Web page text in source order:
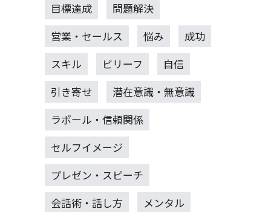
目標達成
問題解決
営業・セールス
悩み
成功
スキル
ビリーフ
自信
引き寄せ
潜在意識・無意識
ラポール・信頼関係
セルフイメージ
プレゼン・スピーチ
会話術・話し方
メンタル